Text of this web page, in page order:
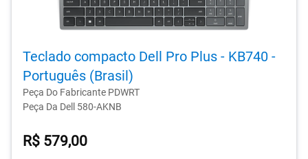
Teclado compacto Dell Pro Plus - KB740 -
Português (Brasil)
Peça Do Fabricante PDWRT
Peça Da Dell 580-AKNB
R$ 579,00